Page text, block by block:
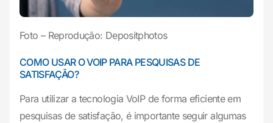
Foto – Reprodução: Depositphotos
COMO USAR O VOIP PARA PESQUISAS DE
SATISFAÇÃO?
Para utilizar a tecnologia VoIP de forma eficiente em
pesquisas de satisfação, é importante seguir algumas